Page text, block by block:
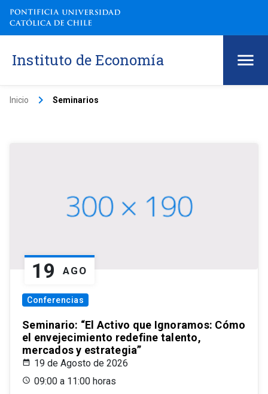
Instituto de Economía
Inicio keyboard_arrow_right Seminarios
19 AGO
Conferencias
Seminario: “El Activo que Ignoramos: Cómo
el envejecimiento redefine talento,
mercados y estrategia”
19 de Agosto de 2026
09:00 a 11:00 horas